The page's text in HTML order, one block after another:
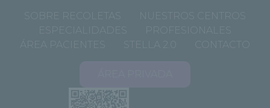
SOBRE RECOLETAS
NUESTROS CENTROS
ESPECIALIDADES
PROFESIONALES
ÁREA PACIENTES
STELLA 2.0 CONTACTO